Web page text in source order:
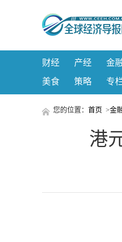
财经 产经 金
美食
策略 专
您的位置： 首页 >金
港